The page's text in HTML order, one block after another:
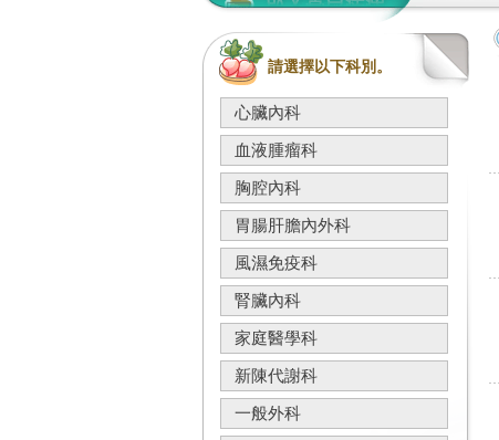
請選擇以下科別。
心臟內科
血液腫瘤科
胸腔內科
胃腸肝膽內外科
風濕免疫科
腎臟內科
家庭醫學科
新陳代謝科
一般外科